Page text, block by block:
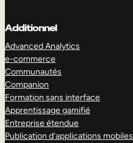
Additionnel
Advanced Analytics
e-commerce
Communautés
Companion
Formation sans interface
Apprentissage gamifié
Entreprise étendue
Publication d’applications mobiles